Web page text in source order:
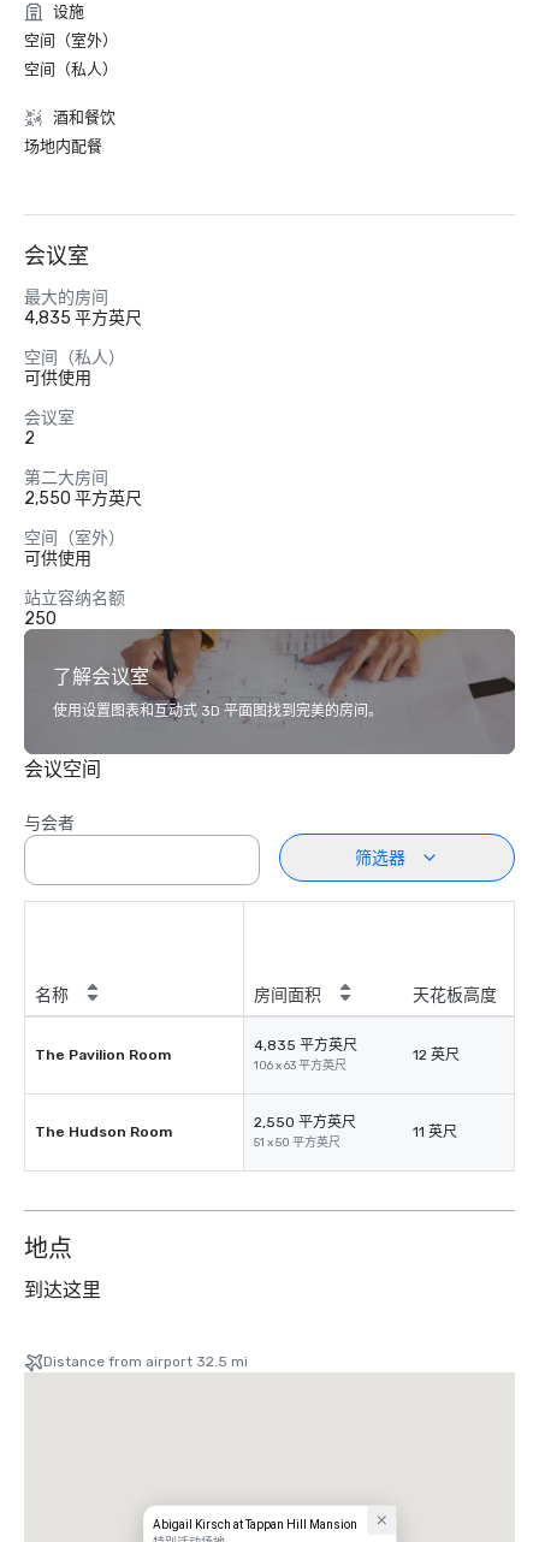
设施
空间（室外）
空间（私人）
酒和餐饮
场地内配餐
会议室
最大的房间
4,835 平方英尺
空间（私人）
可供使用
会议室
2
第二大房间
2,550 平方英尺
空间（室外）
可供使用
站立容纳名额
250
了解会议室
使用设置图表和互动式 3D 平面图找到完美的房间。
会议空间
与会者
筛选器
名称 房间面积 天花板高度
The Pavilion Room
4,835 平方英尺
106 x 63 平方英尺
12 英尺
The Hudson Room
2,550 平方英尺
51 x 50 平方英尺
11 英尺
地点
到达这里
Distance from airport 32.5 mi
Abigail Kirsch at Tappan Hill Mansion